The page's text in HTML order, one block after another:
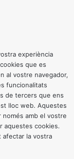
experiència
que es
al vostre navegador,
funcionalitats
de tercers que ens
lloc web. Aquestes
només amb el vostre
aquestes cookies.
afectar la vostra